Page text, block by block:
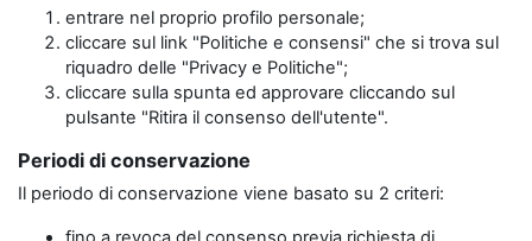
entrare nel proprio profilo personale;
cliccare sul link "Politiche e consensi" che si trova sul
riquadro delle "Privacy e Politiche";
cliccare sulla spunta ed approvare cliccando sul
pulsante "Ritira il consenso dell'utente".
Periodi di conservazione
Il periodo di conservazione viene basato su 2 criteri: